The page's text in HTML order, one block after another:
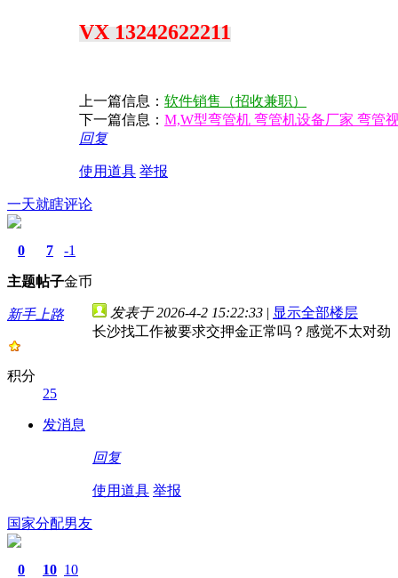
VX 13242622211
上一篇信息： 软件销售（招收兼职）
下一篇信息： M,W型弯管机 弯管机设备厂家 弯管
回复
使用道具 举报
一天就瞎评论
0
主题
7
帖子
-1
金币
新手上路
积分
25
发消息
发表于 2026-4-2 15:22:33 | 显示全部楼层
长沙找工作被要求交押金正常吗？感觉不太对劲
回复
使用道具 举报
国家分配男友
0 10 10